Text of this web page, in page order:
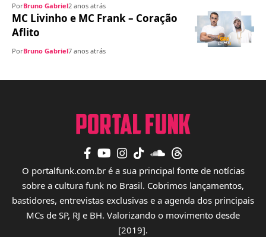
PorBruno Gabriel2 anos atrás
MC Livinho e MC Frank – Coração
Aflito
PorBruno Gabriel7 anos atrás
O portalfunk.com.br é a sua principal fonte de notícias
sobre a cultura funk no Brasil. Cobrimos lançamentos,
bastidores, entrevistas exclusivas e a agenda dos principais
MCs de SP, RJ e BH. Valorizando o movimento desde
[2019].